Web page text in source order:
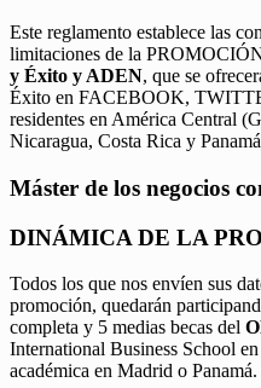
Este reglamento establece las
limitaciones de la
y Éxito y ADEN, que se
Éxito en FACEBOOK,
residentes en América Central
Nicaragua, Costa Rica y
Máster de los negocios
DINÁMICA DE LA
Todos los que nos envíen sus
promoción, quedarán
completa y 5 medias becas del
International Business School
académica en Madrid o